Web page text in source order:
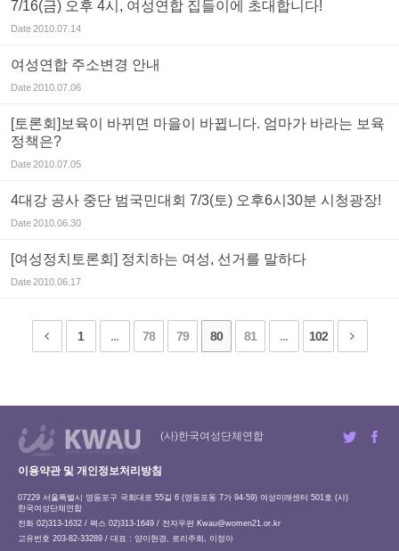
7/16(금) 오후 4시, 여성연합 집들이에 초대합니다!
Date2010.07.14
여성연합 주소변경 안내
Date2010.07.06
[토론회]보육이 바뀌면 마을이 바뀝니다. 엄마가 바라는 보육
정책은?
Date2010.07.05
4대강 공사 중단 범국민대회 7/3(토) 오후6시30분 시청광장!
Date2010.06.30
[여성정치토론회] 정치하는 여성, 선거를 말하다
Date2010.06.17
1 ... 78 79 80 81 ... 102
(사)한국여성단체연합
이용약관 및 개인정보처리방침
07229 서울특별시 영등포구 국회대로 55길 6 (영등포동 7가 94-59) 여성미래센터 501호 (사)
한국여성단체연합
전화 02)313-1632 / 팩스 02)313-1649 / 전자우편 Kwau@women21.or.kr
고유번호 203-82-33289 / 대표 : 양이현경, 로리주희, 이정아